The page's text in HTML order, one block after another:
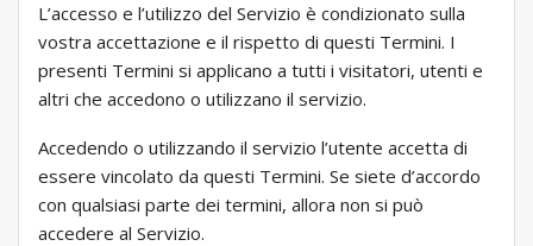
L’accesso e l’utilizzo del Servizio è condizionato sulla
vostra accettazione e il rispetto di questi Termini. I
presenti Termini si applicano a tutti i visitatori, utenti e
altri che accedono o utilizzano il servizio.
Accedendo o utilizzando il servizio l’utente accetta di
essere vincolato da questi Termini. Se siete d’accordo
con qualsiasi parte dei termini, allora non si può
accedere al Servizio.